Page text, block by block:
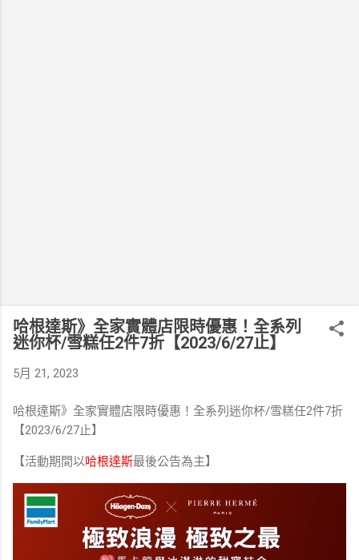
哈根達斯》全家實體店限時優惠！全系列
迷你杯/雪糕任2件7折【2023/6/27止】​
5月 21, 2023
哈根達斯》全家實體店限時優惠！全系列迷你杯/雪糕任2件7折
【2023/6/27止】​
【活動期間以哈根達斯最後公告為主】​